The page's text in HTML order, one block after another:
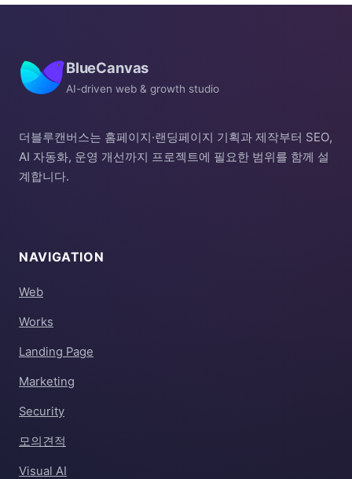
BlueCanvas
AI-driven web & growth studio
더블루캔버스는 홈페이지·랜딩페이지 기획과 제작부터 SEO,
AI 자동화, 운영 개선까지 프로젝트에 필요한 범위를 함께 설
계합니다.
NAVIGATION
Web
Works
Landing Page
Marketing
Security
모의견적
Visual AI